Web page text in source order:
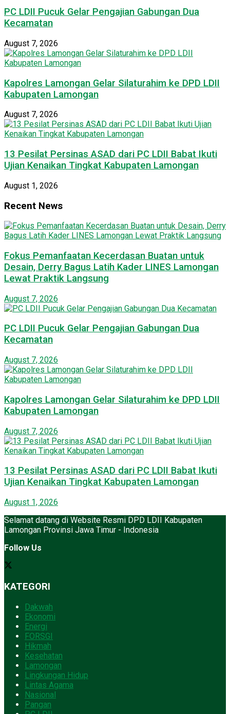
PC LDII Pucuk Gelar Pengajian Gabungan Dua
Kecamatan
August 7, 2026
Kapolres Lamongan Gelar Silaturahim ke DPD LDII
Kabupaten Lamongan
August 7, 2026
13 Pesilat Persinas ASAD dari PC LDII Babat Ikuti
Ujian Kenaikan Tingkat Kabupaten Lamongan
August 1, 2026
Recent News
Fokus Pemanfaatan Kecerdasan Buatan untuk
Desain, Derry Bagus Latih Kader LINES Lamongan
Lewat Praktik Langsung
August 7, 2026
PC LDII Pucuk Gelar Pengajian Gabungan Dua
Kecamatan
August 7, 2026
Kapolres Lamongan Gelar Silaturahim ke DPD LDII
Kabupaten Lamongan
August 7, 2026
13 Pesilat Persinas ASAD dari PC LDII Babat Ikuti
Ujian Kenaikan Tingkat Kabupaten Lamongan
August 1, 2026
Selamat datang di Website Resmi DPD LDII Kabupaten
Lamongan Provinsi Jawa Timur - Indonesia
Follow Us
KATEGORI
Dakwah
Ekonomi
Energi
FORSGI
Hikmah
Kesehatan
Lamongan
Lingkungan Hidup
Lintas Agama
Nasional
Pangan